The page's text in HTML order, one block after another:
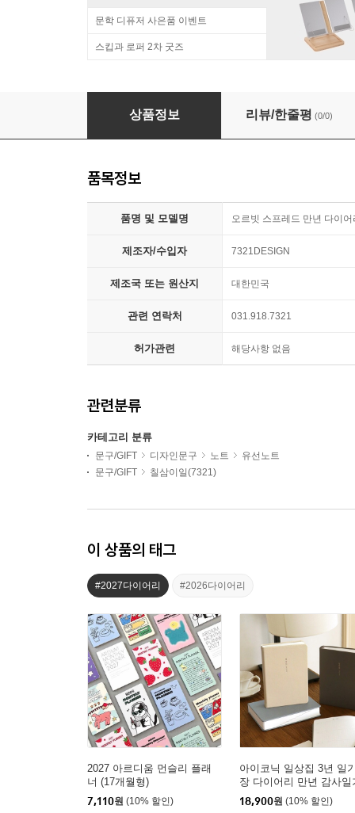
문학 디퓨저 사은품 이벤트
스킵과 로퍼 2차 굿즈
오르빗 스프레드 만년 다이어리/노트-큰별
상품정보 리뷰/한줄평 (0/0)
품목정보
품명 및 모델명 오르빗 스프레드 만년 다이
제조자/수입자 7321DESIGN
제조국 또는 원산지 대한민국
관련 연락처 031.918.7321
허가관련 해당사항 없음
관련분류
카테고리 분류
문구/GIFT 디자인문구 노트
유선노트
문구/GIFT
칠삼이일(7321)
이 상품의 태그
#2027다이어리 #2026다이어리
2027 아르디움 먼슬리 플래
너 (17개월형)
7,110원 (10% 할인)
아이코닉 일상집 3년 일
장 다이어리 만년 감사일
18,900원 (10% 할인)